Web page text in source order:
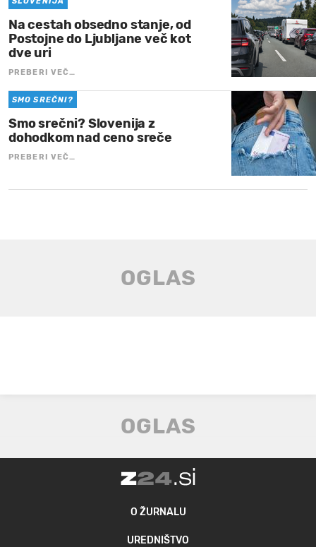
Na cestah obsedno stanje, od
Postojne do Ljubljane več kot
dve uri
PREBERI VEČ…
SMO SREČNI?
Smo srečni? Slovenija z
dohodkom nad ceno sreče
PREBERI VEČ…
O ŽURNALU
UREDNIŠTVO